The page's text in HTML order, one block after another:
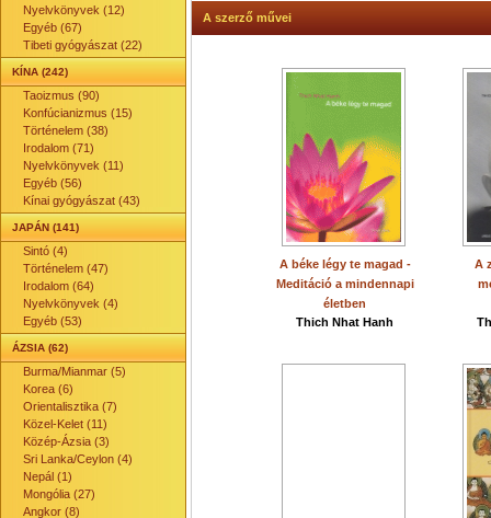
Nyelvkönyvek (12)
Egyéb (67)
Tibeti gyógyászat (22)
KÍNA (242)
Taoizmus (90)
Konfúcianizmus (15)
Történelem (38)
Irodalom (71)
Nyelvkönyvek (11)
Egyéb (56)
Kínai gyógyászat (43)
JAPÁN (141)
Sintó (4)
Történelem (47)
Irodalom (64)
Nyelvkönyvek (4)
Egyéb (53)
ÁZSIA (62)
Burma/Mianmar (5)
Korea (6)
Orientalisztika (7)
Közel-Kelet (11)
Közép-Ázsia (3)
Sri Lanka/Ceylon (4)
Nepál (1)
Mongólia (27)
Angkor (8)
A szerző művei
A béke légy te magad -
Meditáció a mindennapi
életben
Thich Nhat Hanh
A